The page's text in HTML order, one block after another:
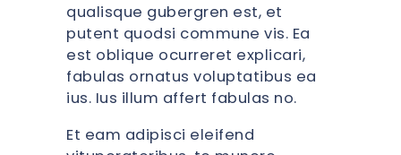
qualisque gubergren est, et
putent quodsi commune vis. Ea
est oblique ocurreret explicari,
fabulas ornatus voluptatibus ea
ius. Ius illum affert fabulas no.
Et eam adipisci eleifend